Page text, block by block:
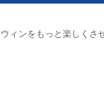
ィンをもっと楽しく